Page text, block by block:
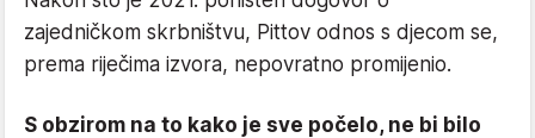
zajedničkom skrbništvu, Pittov odnos s djecom se,
prema riječima izvora, nepovratno promijenio.
S obzirom na to kako je sve počelo, ne bi bilo